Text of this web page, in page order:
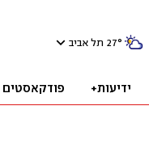
27° תל אביב
ידיעות+ פודקאסטים